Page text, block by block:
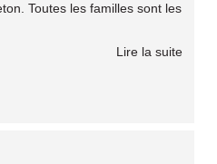
Toutes les familles sont les
Lire la suite